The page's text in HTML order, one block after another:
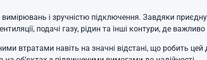
і зручністю підключення. Завдяки
подачі газу, рідин та інші контури, де
втратами навіть на значні відстані, що робить